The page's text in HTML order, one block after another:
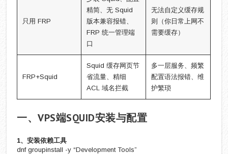
只用 FRP
精简、无 Squid
版本兼容报错、
FRP 统一管理端
口
无法自定义缓存规
则（你日常上网不
需要缓存）
FRP+Squid
Squid 缓存网页节
省流量、精细
ACL 域名拦截
多一层服务、频繁
配置语法报错、维
护繁琐
一、VPS端SQUID安装与配置
1、安装依赖工具
dnf groupinstall -y “Development Tools”